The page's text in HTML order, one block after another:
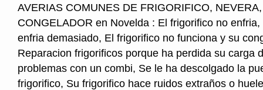
AVERIAS COMUNES DE FRIGORIFICO,
CONGELADOR en Novelda : El frigorifico no
enfria demasiado, El frigorifico no funciona y su
Reparacion frigorificos porque ha perdida su carga
problemas con un combi, Se le ha descolgado la
frigorifico, Su frigorifico hace ruidos extraños o